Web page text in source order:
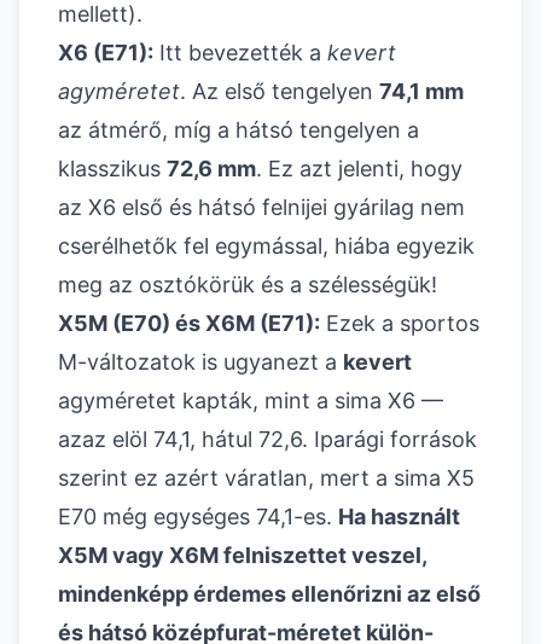
mellett).
X6 (E71): Itt bevezették a kevert
agyméretet. Az első tengelyen 74,1 mm
az átmérő, míg a hátsó tengelyen a
klasszikus 72,6 mm. Ez azt jelenti, hogy
az X6 első és hátsó felnijei gyárilag nem
cserélhetők fel egymással, hiába egyezik
meg az osztókörük és a szélességük!
X5M (E70) és X6M (E71): Ezek a sportos
M-változatok is ugyanezt a kevert
agyméretet kapták, mint a sima X6 —
azaz elöl 74,1, hátul 72,6. Iparági források
szerint ez azért váratlan, mert a sima X5
E70 még egységes 74,1-es. Ha használt
X5M vagy X6M felniszettet veszel,
mindenképp érdemes ellenőrizni az első
és hátsó középfurat-méretet külön-